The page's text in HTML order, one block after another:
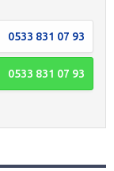
0533 831 07 93
0533 831 07 93